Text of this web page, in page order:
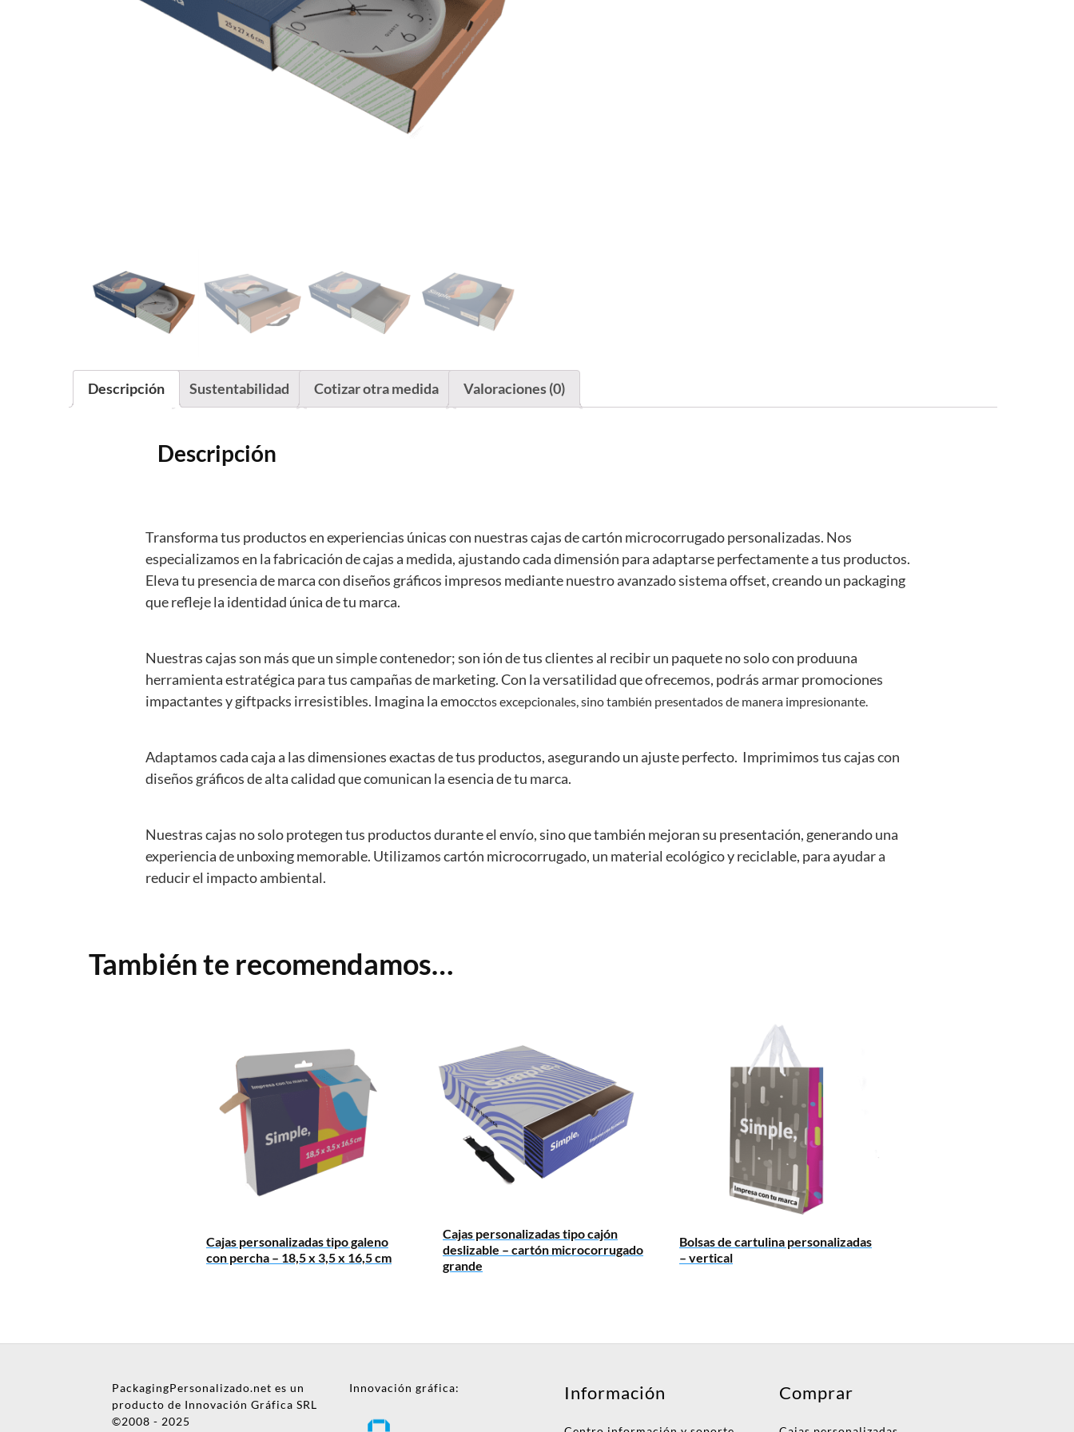
Descripción Sustentabilidad Cotizar otra medida Valoraciones (0)
Descripción
Transforma tus productos en experiencias únicas con nuestras cajas de cartón microcorrugado personalizadas. Nos
especializamos en la fabricación de cajas a medida, ajustando cada dimensión para adaptarse perfectamente a tus productos.
Eleva tu presencia de marca con diseños gráficos impresos mediante nuestro avanzado sistema offset, creando un packaging
que refleje la identidad única de tu marca.
Nuestras cajas son más que un simple contenedor; son ión de tus clientes al recibir un paquete no solo con produuna
herramienta estratégica para tus campañas de marketing. Con la versatilidad que ofrecemos, podrás armar promociones
impactantes y giftpacks irresistibles. Imagina la emocctos excepcionales, sino también presentados de manera impresionante.
Adaptamos cada caja a las dimensiones exactas de tus productos, asegurando un ajuste perfecto. Imprimimos tus cajas con
diseños gráficos de alta calidad que comunican la esencia de tu marca.
Nuestras cajas no solo protegen tus productos durante el envío, sino que también mejoran su presentación, generando una
experiencia de unboxing memorable. Utilizamos cartón microcorrugado, un material ecológico y reciclable, para ayudar a
reducir el impacto ambiental.
También te recomendamos…
Cajas personalizadas tipo galeno
con percha – 18,5 x 3,5 x 16,5 cm
Cajas personalizadas tipo cajón
deslizable – cartón microcorrugado
grande
Bolsas de cartulina personalizadas
– vertical
PackagingPersonalizado.net es un
producto de Innovación Gráfica SRL
©2008 - 2025
Innovación gráfica: Información Comprar